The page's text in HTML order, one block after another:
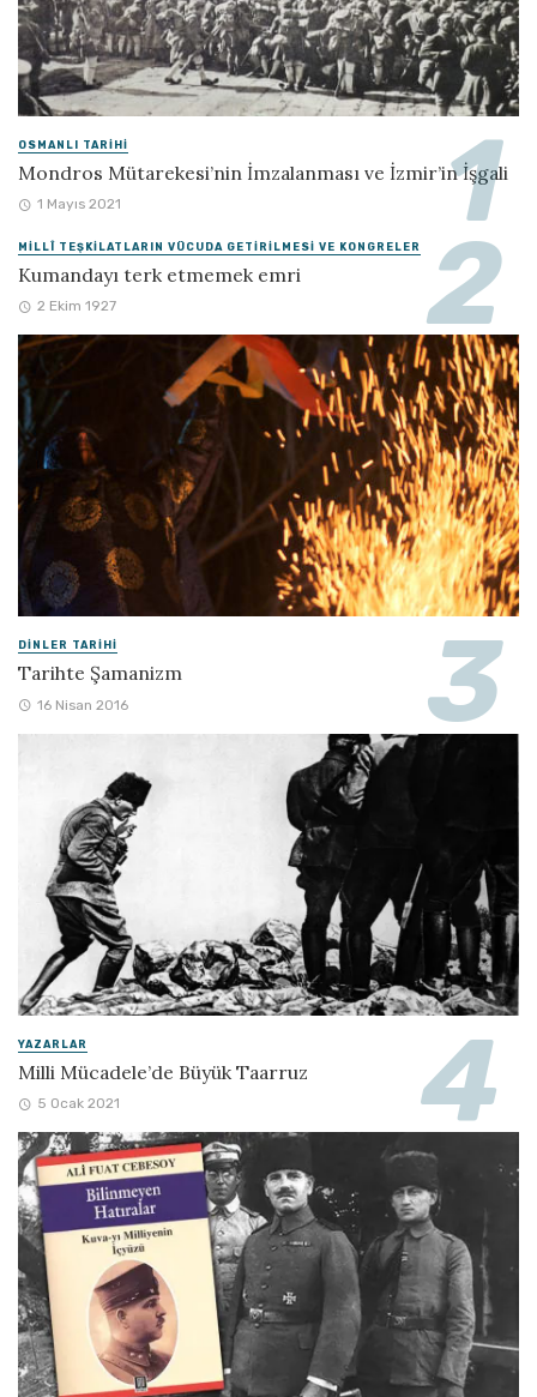
OSMANLI TARIHI
Mondros Mütarekesi’nin İmzalanması ve İzmir’in İşgali
1 Mayıs 2021
MILLÎ TEŞKILATLARIN VÜCUDA GETIRILMESI VE KONGRELER
Kumandayı terk etmemek emri
2 Ekim 1927
DINLER TARIHI
Tarihte Şamanizm
16 Nisan 2016
YAZARLAR
Milli Mücadele’de Büyük Taarruz
5 Ocak 2021